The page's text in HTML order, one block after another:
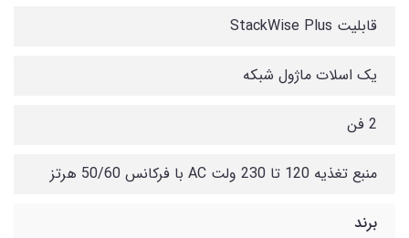
قابلیت StackWise Plus
یک اسلات ماژول شبکه
2 فن
منبع تغذیه 120 تا 230 ولت AC با فرکانس 50/60 هرتز
برند